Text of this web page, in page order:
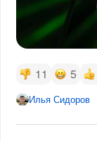
11 5
Илья Сидоров